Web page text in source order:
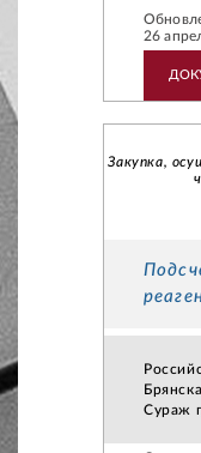
26
Закупка,
Сураж